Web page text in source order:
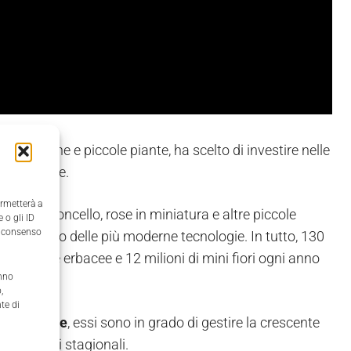
a
o gli ID
di
e piccole piante, ha scelto di investire nelle
piantine.
dragoncello, rose in miniatura e altre piccole
, dotato delle più moderne tecnologie. In tutto, 130
di piante erbacee e 12 milioni di mini fiori ogni anno
, essi sono in grado di gestire la crescente
stagionali.